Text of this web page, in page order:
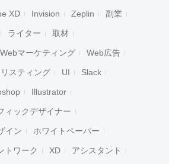
XD Invision Zeplin 副業
ライター 取材
Webマーケティング Web広告
リスティング UI Slack
Illustrator
ィックデザイナー
イン ホワイトペーパー
トワーク XD アシスタント